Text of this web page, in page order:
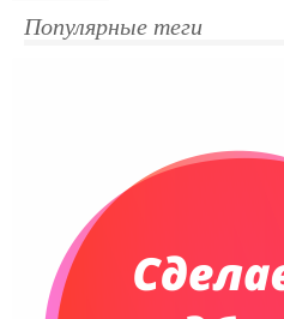
Популярные теги